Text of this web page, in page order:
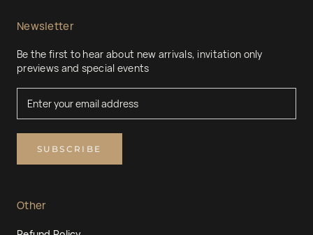
Newsletter
Be the first to hear about new arrivals, invitation only
previews and special events
SUBSCRIBE
Other